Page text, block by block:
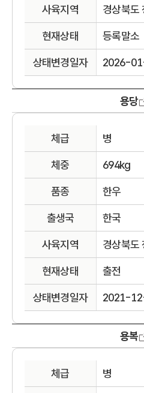
사육지역 경상북도
현재상태 등록말소
상태변경일자 2026-
용당
체급 병
체중 694kg
품종 한우
출생국 한국
사육지역 경상북도
현재상태 출전
상태변경일자 2021-
용복
체급 병